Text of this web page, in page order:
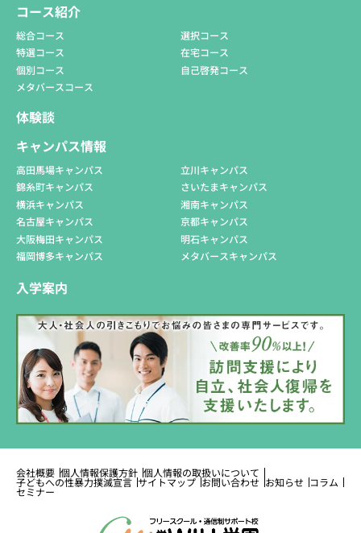
コース紹介
総合コース
選択コース
特選コース
在宅コース
個別コース
自己啓発コース
メタバースコース
体験談
キャンパス情報
高田馬場キャンパス
立川キャンパス
錦糸町キャンパス
さいたまキャンパス
横浜キャンパス
湘南キャンパス
名古屋キャンパス
京都キャンパス
大阪梅田キャンパス
明石キャンパス
福岡博多キャンパス
メタバースキャンパス
入学案内
会社概要 個人情報保護方針 個人情報の取扱いについて
子どもへの性暴力撲滅宣言 サイトマップ お問い合わせ お知らせ コラム
セミナー